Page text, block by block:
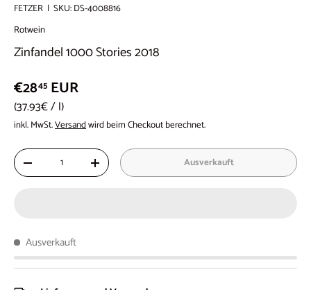
FETZER | SKU:DS-4008816
Rotwein
Zinfandel 1000 Stories 2018
€2845 EUR
Grundpreis
37.93€/l
inkl. MwSt.Versandwird beim Checkout berechnet.
Anzahl
- + Ausverkauft
Ausverkauft